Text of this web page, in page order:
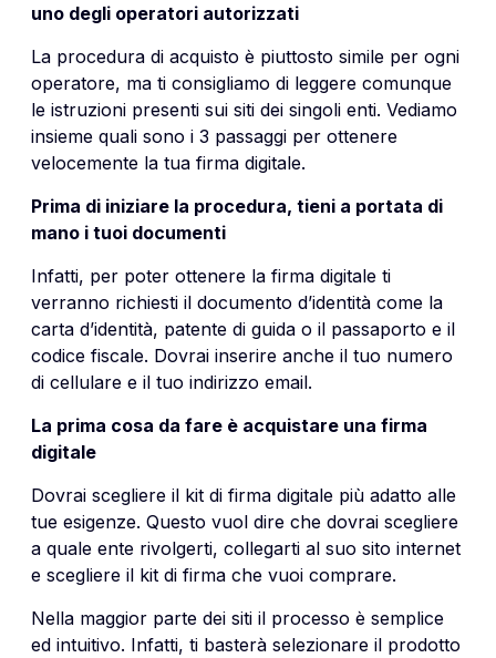
uno degli operatori autorizzati
La procedura di acquisto è piuttosto simile per ogni
operatore, ma ti consigliamo di leggere comunque
le istruzioni presenti sui siti dei singoli enti. Vediamo
insieme quali sono i 3 passaggi per ottenere
velocemente la tua firma digitale.
Prima di iniziare la procedura, tieni a portata di
mano i tuoi documenti
Infatti, per poter ottenere la firma digitale ti
verranno richiesti il documento d’identità come la
carta d’identità, patente di guida o il passaporto e il
codice fiscale. Dovrai inserire anche il tuo numero
di cellulare e il tuo indirizzo email.
La prima cosa da fare è acquistare una firma
digitale
Dovrai scegliere il kit di firma digitale più adatto alle
tue esigenze. Questo vuol dire che dovrai scegliere
a quale ente rivolgerti, collegarti al suo sito internet
e scegliere il kit di firma che vuoi comprare.
Nella maggior parte dei siti il processo è semplice
ed intuitivo. Infatti, ti basterà selezionare il prodotto